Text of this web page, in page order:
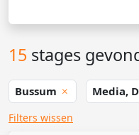
15 stages
Bussum Media,
Filters wissen